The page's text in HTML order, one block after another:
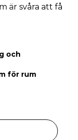
är svåra att få
och
för rum